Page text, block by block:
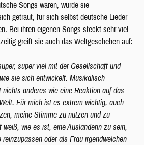
Songs waren, wurde sie
getraut, für sich selbst deutsche Lieder
Bei ihren eigenen Songs steckt sehr viel
greift sie auch das Weltgeschehen auf:
super viel mit der Gesellschaft und
sie sich entwickelt. Musikalisch
anderes wie eine Reaktion auf das
Für mich ist es extrem wichtig, auch
meine Stimme zu nutzen und zu
weiß, wie es ist, eine Ausländerin zu sein,
oder als Frau irgendwelchen